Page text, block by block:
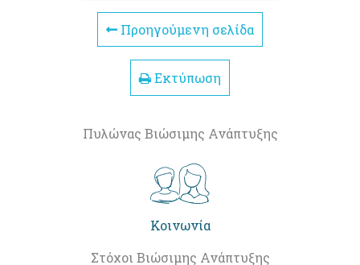
Προηγούμενη σελίδα
Εκτύπωση
Πυλώνας Βιώσιμης Ανάπτυξης
Κοινωνία
Στόχοι Βιώσιμης Ανάπτυξης